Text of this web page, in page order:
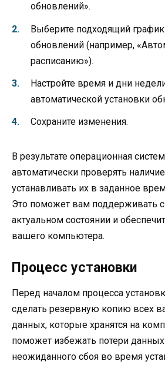
обновлений».
Выберите подходящий
обновлений (например,
расписанию»).
Настройте время и дни
автоматической установки
Сохраните изменения.
В результате операционная
автоматически проверять
устанавливать их в заданное
Это поможет вам поддерживать
актуальном состоянии и
вашего компьютера.
Процесс установки
Перед началом процесса
сделать резервную копию всех
данных, которые хранятся на
поможет избежать потери данных
неожиданного сбоя во время